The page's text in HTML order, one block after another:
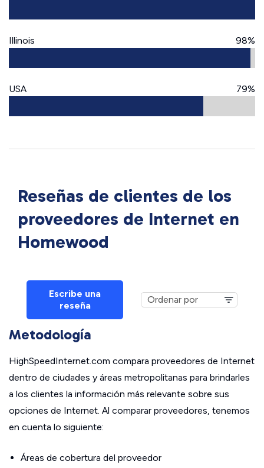
Illinois 98%
USA 79%
Reseñas de clientes de los
proveedores de Internet en
Homewood
Escribe una
reseña
Metodología
HighSpeedInternet.com compara proveedores de Internet
dentro de ciudades y áreas metropolitanas para brindarles
a los clientes la información más relevante sobre sus
opciones de Internet. Al comparar proveedores, tenemos
en cuenta lo siguiente:
Áreas de cobertura del proveedor